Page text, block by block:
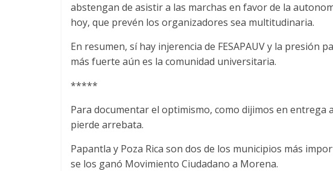
abstengan de asistir a las marchas en favor de la
hoy, que prevén los organizadores sea multitudinaria.
En resumen, sí hay injerencia de FESAPAUV y la
más fuerte aún es la comunidad universitaria.
*****
Para documentar el optimismo, como dijimos en
pierde arrebata.
Papantla y Poza Rica son dos de los municipios más
se los ganó Movimiento Ciudadano a Morena.